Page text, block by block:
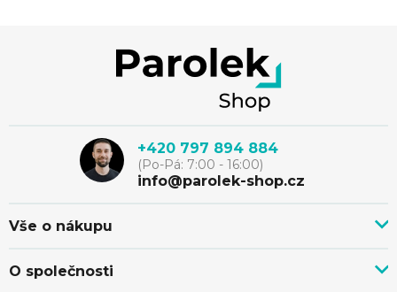
t
+420 797 894 884
(Po-Pá: 7:00 - 16:00)
info@parolek-shop.cz
Vše o nákupu
Doprava, platba a služby
O společnosti